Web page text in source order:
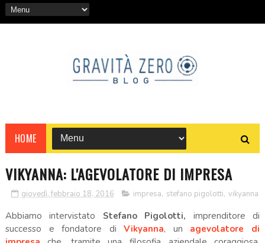
HOME
VIKYANNA: L'AGEVOLATORE DI IMPRESA
giovedì, febbraio 18, 2016 impresa, stefano pigolotti, vikyanna
Abbiamo intervistato Stefano Pigolotti, imprenditore di
successo e fondatore diVikyanna, un agevolatore di